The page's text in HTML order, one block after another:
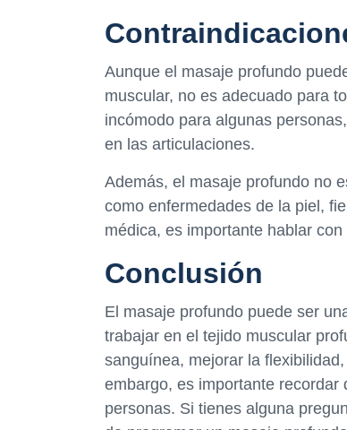
Aunque el masaje profundo
muscular, no es adecuado para
incómodo para algunas
en las articulaciones.
Además, el masaje profundo no
como enfermedades de la piel,
médica, es importante hablar
Conclusión
El masaje profundo puede ser
trabajar en el tejido muscular
sanguínea, mejorar la
embargo, es importante
personas. Si tienes alguna